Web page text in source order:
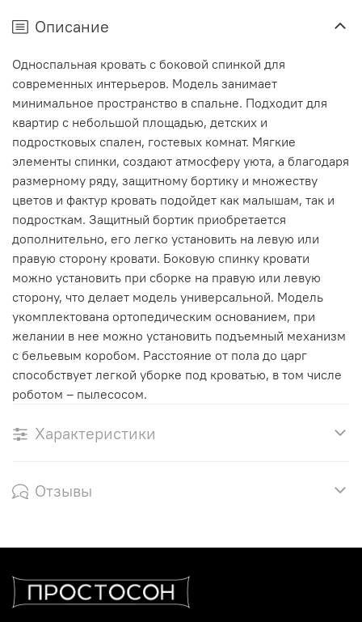
Описание
Односпальная кровать с боковой спинкой для
современных интерьеров. Модель занимает
минимальное пространство в спальне. Подходит для
квартир с небольшой площадью, детских и
подростковых спален, гостевых комнат. Мягкие
элементы спинки, создают атмосферу уюта, а благодаря
размерному ряду, защитному бортику и множеству
цветов и фактур кровать подойдет как малышам, так и
подросткам. Защитный бортик приобретается
дополнительно, его легко установить на левую или
правую сторону кровати. Боковую спинку кровати
можно установить при сборке на правую или левую
сторону, что делает модель универсальной. Модель
укомплектована ортопедическим основанием, при
желании в нее можно установить подъемный механизм
с бельевым коробом. Расстояние от пола до царг
способствует легкой уборке под кроватью, в том числе
роботом – пылесосом.
Характеристики
Отзывы